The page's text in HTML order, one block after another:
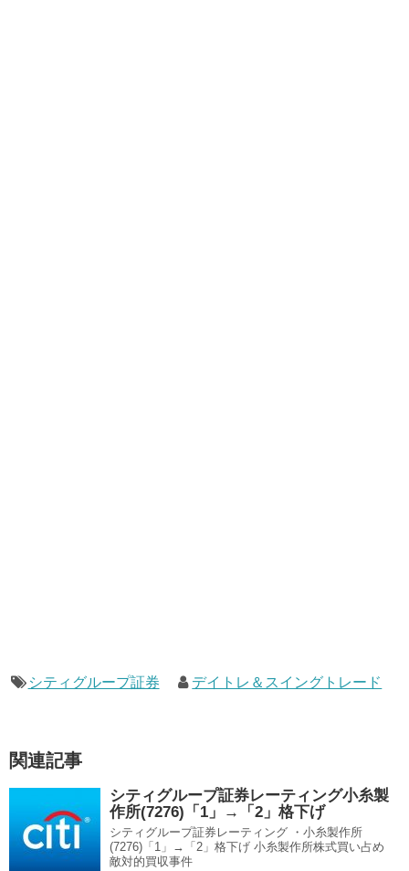
シティグループ証券 デイトレ＆スイングトレード
関連記事
シティグループ証券レーティング小糸製
作所(7276)「1」→「2」格下げ
シティグループ証券レーティング ・小糸製作所
(7276)「1」→「2」格下げ 小糸製作所株式買い占め
敵対的買収事件